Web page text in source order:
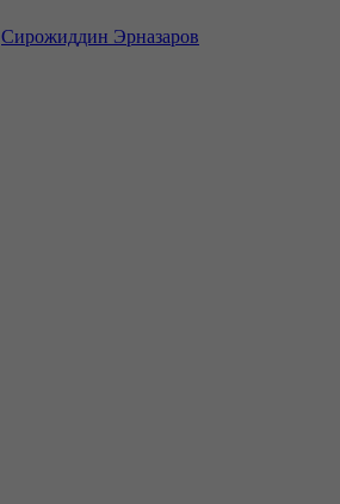
Сирожиддин Эрназаров